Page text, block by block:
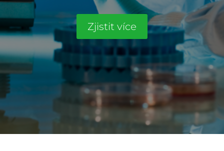
Zjistit více